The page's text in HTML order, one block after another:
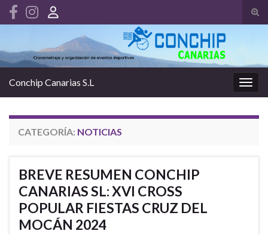
el
Search for:
la
Conchip Canarias S.L
CATEGORÍA: NOTICIAS
BREVE RESUMEN CONCHIP
CANARIAS SL: XVI CROSS
POPULAR FIESTAS CRUZ DEL
MOCÁN 2024